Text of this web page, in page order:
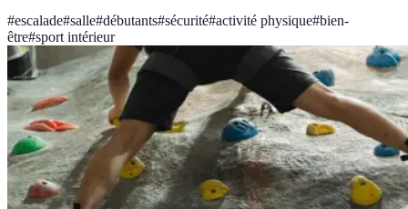
#escalade#salle#débutants#sécurité#activité physique#bien-
être#sport intérieur